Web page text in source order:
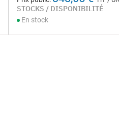
STOCKS / DISPONIBILITÉ
En stock